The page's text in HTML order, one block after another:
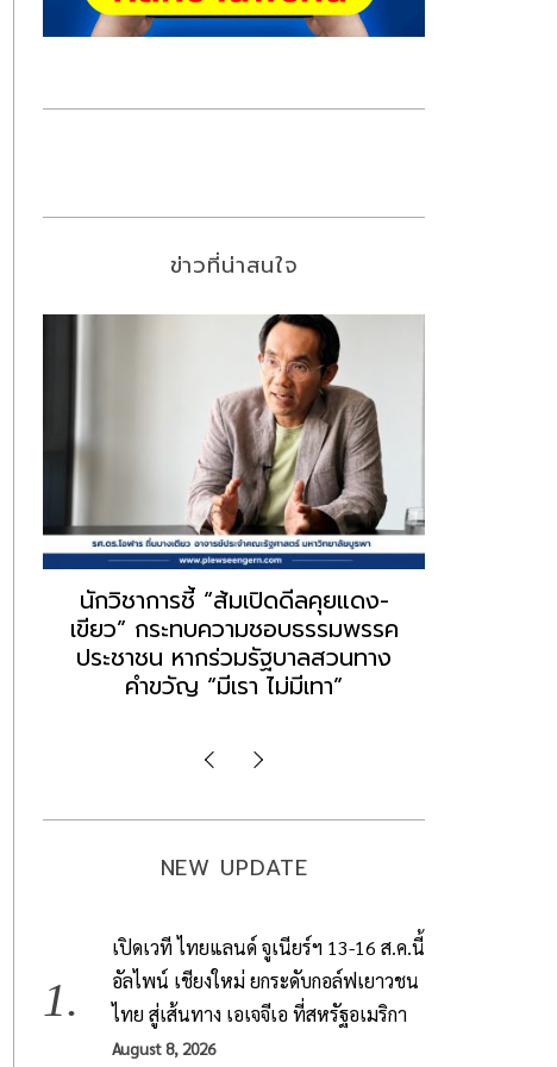
ข่าวที่น่าสนใจ
“ธนพร” ชี้หากพรรคประชาชนจับมือ
“แดง-เขียว” เท่ากับทำลายตัวเอง
ผิดคำพูด ทลายศรัทธาฐานเสียง
มองข่าวตั้งรัฐบาลใหม่เป็นเพียง
NEW UPDATE
เปิดเวที ไทยแลนด์ จูเนียร์ฯ 13-16 ส.ค.นี้
อัลไพน์ เชียงใหม่ ยกระดับกอล์ฟเยาวชน
ไทย สู่เส้นทาง เอเจจีเอ ที่สหรัฐอเมริกา
August 8, 2026